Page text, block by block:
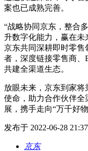
案也已成熟完善。
“战略协同京东，整合
升数字化能力，赢在未
京东共同深耕即时零
者，深度链接零售商、
共建全渠道生态。
放眼未来，京东到家
使命，助力合作伙伴
展，携手走向“万千好
发布于 2022-06-28 21:37
京东